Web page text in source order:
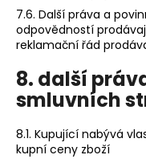
7.6. Další práva a
odpovědností
reklamační řád
8. další
smluvních
8.1. Kupující nabývá
kupní ceny zboží